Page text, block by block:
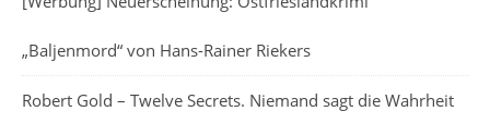
„Baljenmord“ von Hans-Rainer Riekers
Robert Gold – Twelve Secrets. Niemand sagt die Wahrheit